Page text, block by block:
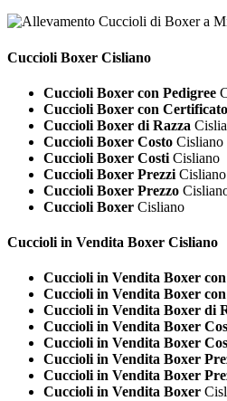
Cuccioli Boxer Cisliano
Cuccioli Boxer con Pedigree
Cuccioli Boxer con Certificato
Cuccioli Boxer di Razza
Cuccioli Boxer Costo Cisliano
Cuccioli Boxer Costi Cisliano
Cuccioli Boxer Prezzi Cisliano
Cuccioli Boxer Prezzo
Cuccioli Boxer Cisliano
Cuccioli in Vendita Boxer Cisliano
Cuccioli in Vendita Boxer
Cuccioli in Vendita Boxer
Cuccioli in Vendita Boxer di
Cuccioli in Vendita Boxer
Cuccioli in Vendita Boxer
Cuccioli in Vendita Boxer
Cuccioli in Vendita Boxer
Cuccioli in Vendita Boxer